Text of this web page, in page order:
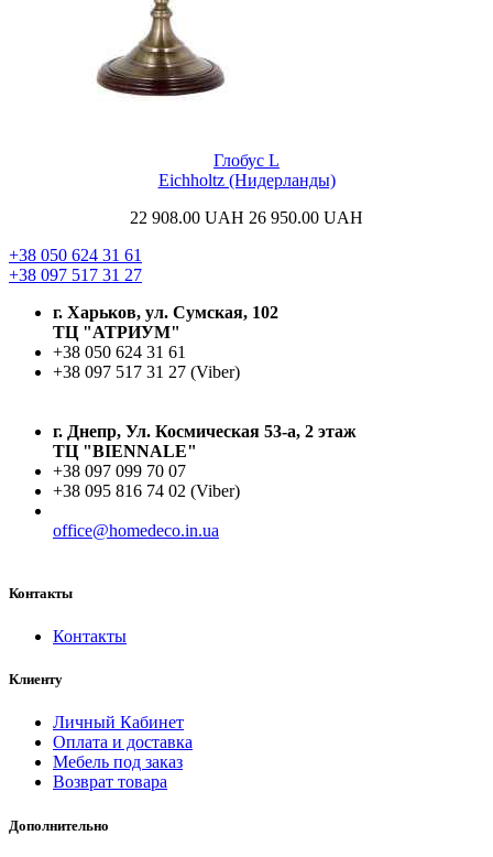
Глобус L
Eichholtz (Нидерланды)
22 908.00 UAH 26 950.00 UAH
+38 050 624 31 61
+38 097 517 31 27
г. Харьков, ул. Сумская, 102
ТЦ "АТРИУМ"
+38 050 624 31 61
+38 097 517 31 27 (Viber)
г. Днепр, Ул. Космическая 53-а, 2 этаж
ТЦ "BIENNALE"
+38 097 099 70 07
+38 095 816 74 02 (Viber)
office@homedeco.in.ua
Контакты
Контакты
Клиенту
Личный Кабинет
Оплата и доставка
Мебель под заказ
Возврат товара
Дополнительно